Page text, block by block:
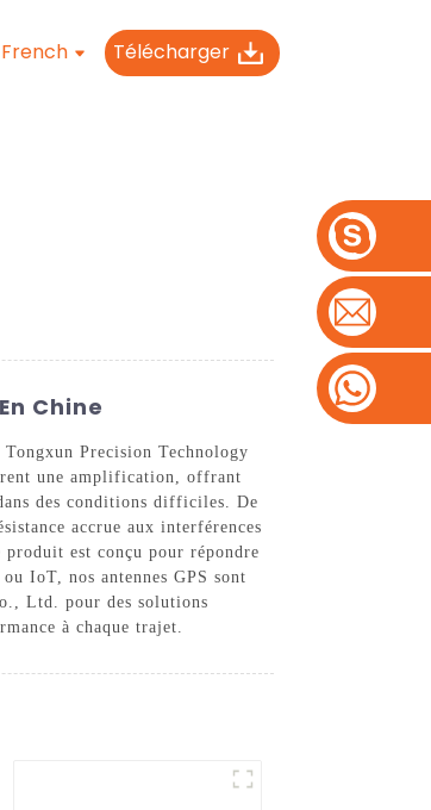
French Télécharger
Chine
Precision Technology
une amplification, offrant
des conditions difficiles. De
accrue aux interférences
est conçu pour répondre
IoT, nos antennes GPS sont
Ltd. pour des solutions
à chaque trajet.